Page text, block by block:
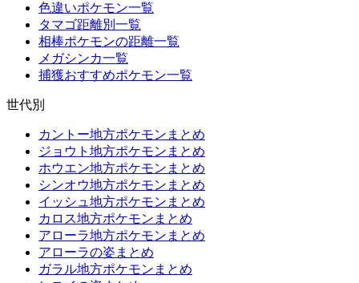
色違いポケモン一覧
タマゴ距離別一覧
相棒ポケモンの距離一覧
メガシンカ一覧
捕獲おすすめポケモン一覧
世代別
カントー地方ポケモンまとめ
ジョウト地方ポケモンまとめ
ホウエン地方ポケモンまとめ
シンオウ地方ポケモンまとめ
イッシュ地方ポケモンまとめ
カロス地方ポケモンまとめ
アローラ地方ポケモンまとめ
アローラの姿まとめ
ガラル地方ポケモンまとめ